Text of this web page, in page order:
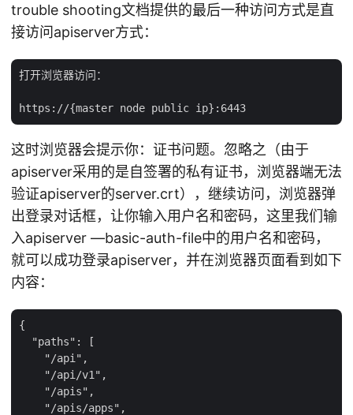
trouble shooting文档提供的最后一种访问方式是直
接访问apiserver方式：
打开浏览器访问：
这时浏览器会提示你：证书问题。忽略之（由于
apiserver采用的是自签署的私有证书，浏览器端无法
验证apiserver的server.crt），继续访问，浏览器弹
出登录对话框，让你输入用户名和密码，这里我们输
入apiserver —basic-auth-file中的用户名和密码，
就可以成功登录apiserver，并在浏览器页面看到如下
内容：
{
  "paths": [
    "/api",
    "/api/v1",
    "/apis",
    "/apis/apps",